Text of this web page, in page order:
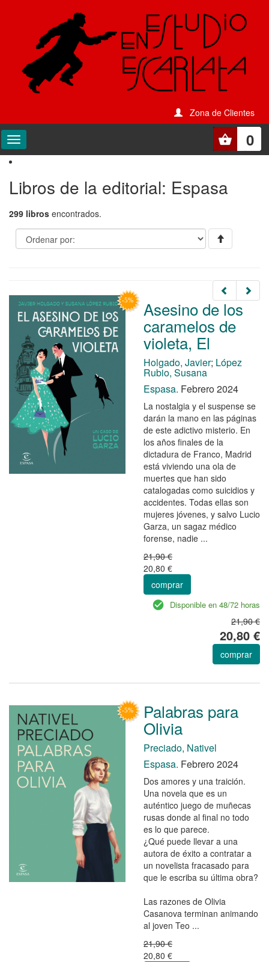
Zona de Clientes
0
Libros de la editorial: Espasa
299 libros encontrados.
Asesino de los
caramelos de
violeta, El
Holgado, Javier; López
Rubio, Susana
Espasa. Febrero 2024
La nostalgia y el suspense se
darán la mano en las páginas
de este adictivo misterio. En
los años finales de la
dictadura de Franco, Madrid
está viviendo una ola de
muertes que han sido
catalogadas como suicidios y
accidentes. Todas ellas son
mujeres jóvenes, y salvo Lucio
Garza, un sagaz médico
forense, nadie ...
21,90 €
20,80 €
comprar
Disponible en 48/72 horas
21,90 €
20,80 €
comprar
Palabras para
Olivia
Preciado, Nativel
Espasa. Febrero 2024
Dos amores y una traición.
Una novela que es un
auténtico juego de muñecas
rusas donde al final no todo
es lo que parece.
¿Qué puede llevar a una
autora de éxito a contratar a
un novelista fracasado para
que le escriba su última obra?
Las razones de Olivia
Casanova terminan animando
al joven Teo ...
21,90 €
20,80 €